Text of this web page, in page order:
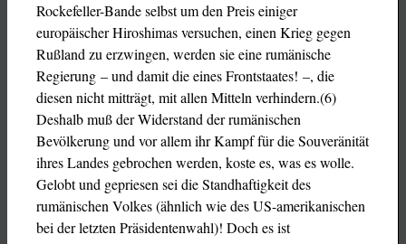
Rockefeller-Bande selbst um den Preis einiger
europäischer Hiroshimas versuchen, einen Krieg gegen
Rußland zu erzwingen, werden sie eine rumänische
Regierung – und damit die eines Frontstaates! –, die
diesen nicht mitträgt, mit allen Mitteln verhindern.(6)
Deshalb muß der Widerstand der rumänischen
Bevölkerung und vor allem ihr Kampf für die Souveränität
ihres Landes gebrochen werden, koste es, was es wolle.
Gelobt und gepriesen sei die Standhaftigkeit des
rumänischen Volkes (ähnlich wie des US-amerikanischen
bei der letzten Präsidentenwahl)! Doch es ist